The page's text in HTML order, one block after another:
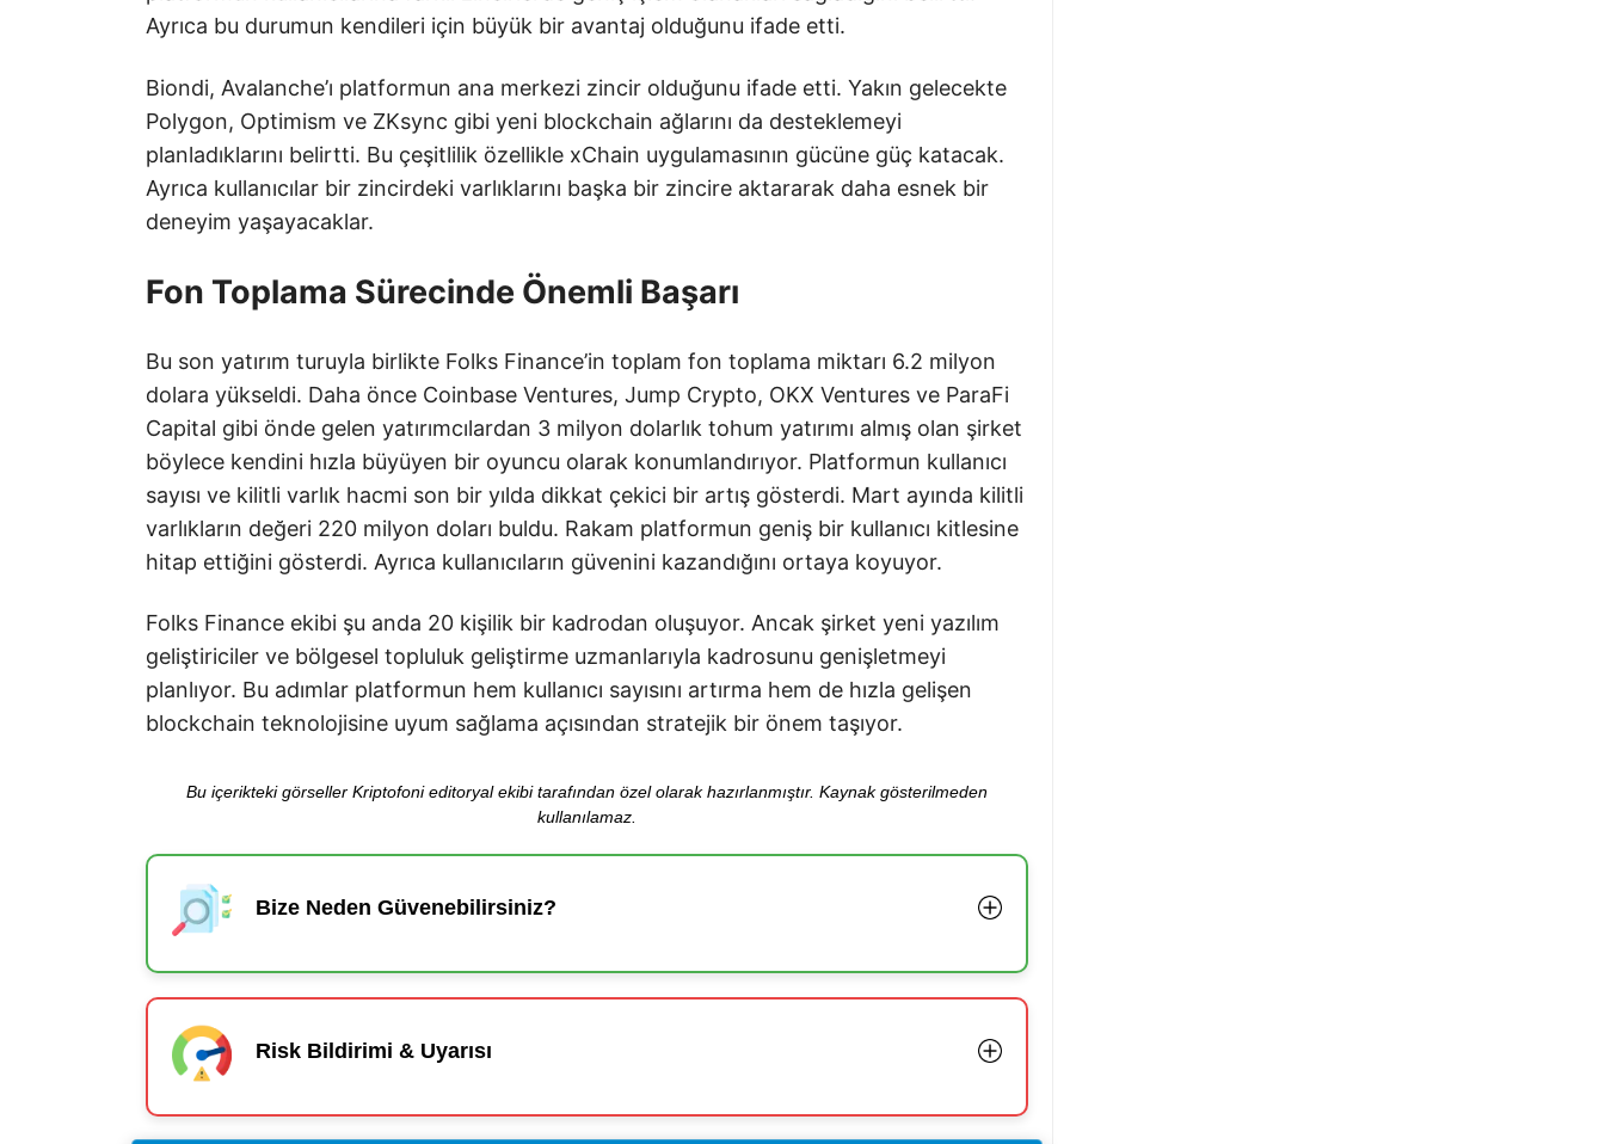
Ayrıca bu durumun kendileri için büyük bir avantaj olduğunu ifade etti.
Biondi, Avalanche’ı platformun ana merkezi zincir olduğunu ifade etti. Yakın gelecekte
Polygon, Optimism ve ZKsync gibi yeni blockchain ağlarını da desteklemeyi
planladıklarını belirtti. Bu çeşitlilik özellikle xChain uygulamasının gücüne güç katacak.
Ayrıca kullanıcılar bir zincirdeki varlıklarını başka bir zincire aktararak daha esnek bir
deneyim yaşayacaklar.
Fon Toplama Sürecinde Önemli Başarı
Bu son yatırım turuyla birlikte Folks Finance’in toplam fon toplama miktarı 6.2 milyon
dolara yükseldi. Daha önce Coinbase Ventures, Jump Crypto, OKX Ventures ve ParaFi
Capital gibi önde gelen yatırımcılardan 3 milyon dolarlık tohum yatırımı almış olan şirket
böylece kendini hızla büyüyen bir oyuncu olarak konumlandırıyor. Platformun kullanıcı
sayısı ve kilitli varlık hacmi son bir yılda dikkat çekici bir artış gösterdi. Mart ayında kilitli
varlıkların değeri 220 milyon doları buldu. Rakam platformun geniş bir kullanıcı kitlesine
hitap ettiğini gösterdi. Ayrıca kullanıcıların güvenini kazandığını ortaya koyuyor.
Folks Finance ekibi şu anda 20 kişilik bir kadrodan oluşuyor. Ancak şirket yeni yazılım
geliştiriciler ve bölgesel topluluk geliştirme uzmanlarıyla kadrosunu genişletmeyi
planlıyor. Bu adımlar platformun hem kullanıcı sayısını artırma hem de hızla gelişen
blockchain teknolojisine uyum sağlama açısından stratejik bir önem taşıyor.
Bu içerikteki görseller Kriptofoni editoryal ekibi tarafından özel olarak hazırlanmıştır. Kaynak gösterilmeden
kullanılamaz.
Bize Neden Güvenebilirsiniz?
Risk Bildirimi & Uyarısı